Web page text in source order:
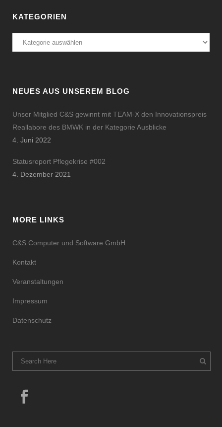
KATEGORIEN
Kategorien
NEUES AUS UNSEREM BLOG
Unser Mitglied C&S gewinnt mit TEAM-X den Innovationspreis
Reallabore des BMWK in der Kategorie Ausblicke
4. Juni 2022
Statusreport Pflegekrise #002
4. Dezember 2021
MORE LINKS
C&S Computer und Software GmbH
Kontakt
Veranstaltungen
Impressum
Datenschutz